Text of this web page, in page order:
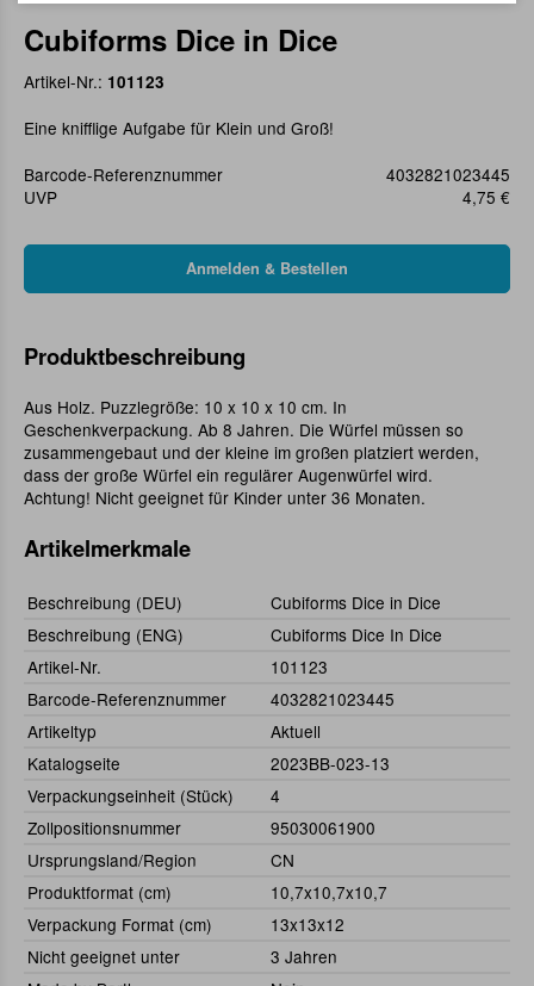
Cubiforms Dice in Dice
Artikel-Nr.: 101123
Eine knifflige Aufgabe für Klein und Groß!
Barcode-Referenznummer
4032821023445
UVP
4,75 €
Produktbeschreibung
Aus Holz. Puzzlegröße: 10 x 10 x 10 cm. In
Geschenkverpackung. Ab 8 Jahren. Die Würfel müssen so
zusammengebaut und der kleine im großen platziert werden,
dass der große Würfel ein regulärer Augenwürfel wird.
Achtung! Nicht geeignet für Kinder unter 36 Monaten.
Artikelmerkmale
Beschreibung (DEU)
Cubiforms Dice in Dice
Beschreibung (ENG)
Cubiforms Dice In Dice
Artikel-Nr.
101123
Barcode-Referenznummer
4032821023445
Artikeltyp
Aktuell
Katalogseite
2023BB-023-13
Verpackungseinheit (Stück)
4
Zollpositionsnummer
95030061900
Ursprungsland/Region
CN
Produktformat (cm)
10,7x10,7x10,7
Verpackung Format (cm)
13x13x12
Nicht geeignet unter
3 Jahren